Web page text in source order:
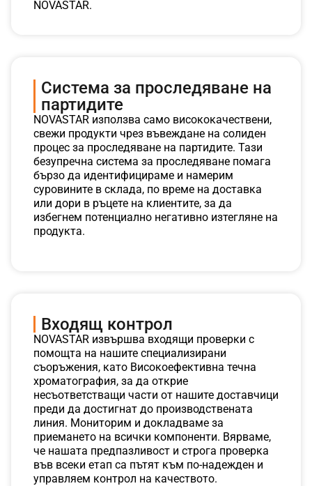
NOVASTAR.
Система за проследяване на
партидите
NOVASTAR използва само висококачествени,
свежи продукти чрез въвеждане на солиден
процес за проследяване на партидите. Тази
безупречна система за проследяване помага
бързо да идентифицираме и намерим
суровините в склада, по време на доставка
или дори в ръцете на клиентите, за да
избегнем потенциално негативно изтегляне на
продукта.
Входящ контрол
NOVASTAR извършва входящи проверки с
помощта на нашите специализирани
съоръжения, като Високоефективна течна
хроматография, за да открие
несъответстващи части от нашите доставчици
преди да достигнат до производствената
линия. Мониторим и докладваме за
приемането на всички компоненти. Вярваме,
че нашата предпазливост и строга проверка
във всеки етап са пътят към по-надежден и
управляем контрол на качеството.